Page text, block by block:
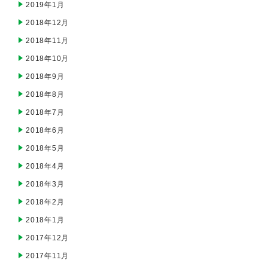
2019年1月
2018年12月
2018年11月
2018年10月
2018年9月
2018年8月
2018年7月
2018年6月
2018年5月
2018年4月
2018年3月
2018年2月
2018年1月
2017年12月
2017年11月